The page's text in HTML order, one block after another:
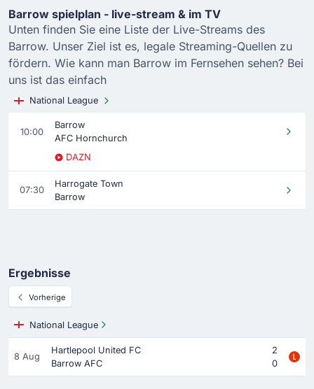
Barrow spielplan - live-stream & im TV
Unten finden Sie eine Liste der Live-Streams des
Barrow. Unser Ziel ist es, legale Streaming-Quellen zu
fördern. Wie kann man Barrow im Fernsehen sehen? Bei
uns ist das einfach
National League
10:00
Barrow
AFC Hornchurch
DAZN
07:30
Harrogate Town
Barrow
Ergebnisse
Vorherige
National League
8 Aug
Hartlepool United FC
2
Barrow AFC
0